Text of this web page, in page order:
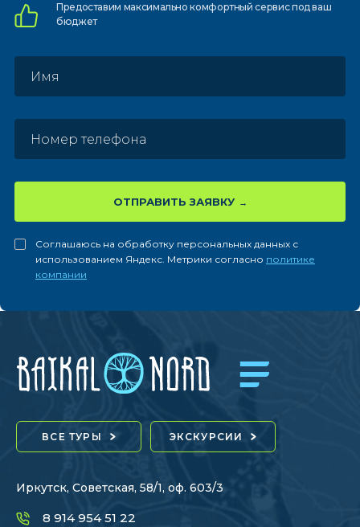
Предоставим максимально комфортныйсервис под ваш
бюджет
ОТПРАВИТЬ ЗАЯВКУ
Соглашаюсь на обработку персональных данных с
использованием Яндекс. Метрики согласно политике
компании
ВСЕ ТУРЫ ЭКСКУРСИИ
Иркутск, Советская, 58/1, оф. 603/3
8 914 954 51 22